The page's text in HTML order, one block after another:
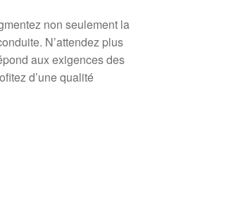
non seulement la
N’attendez plus
aux exigences des
d’une qualité